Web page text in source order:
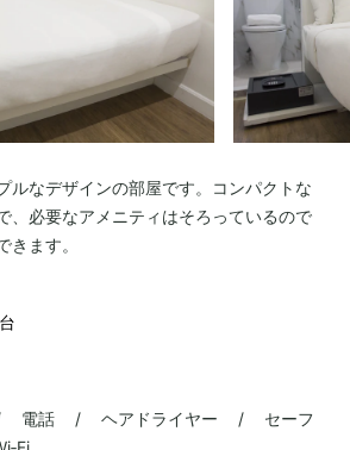
ルなデザインの部屋です。コンパクトな
、必要なアメニティはそろっているので
きます。
話 / ヘアドライヤー / セーフ